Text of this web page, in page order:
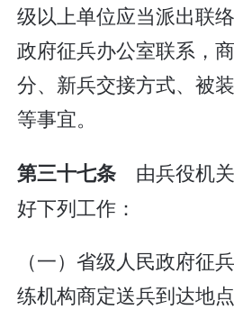
级以上单位应当派出联
政府征兵办公室联系，
分、新兵交接方式、被
等事宜。
第三十七条 由兵役机
好下列工作：
（一）省级人民政府征
练机构商定送兵到达地